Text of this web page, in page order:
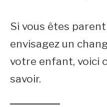
Si vous êtes
envisagez un
votre enfant, voici
savoir.